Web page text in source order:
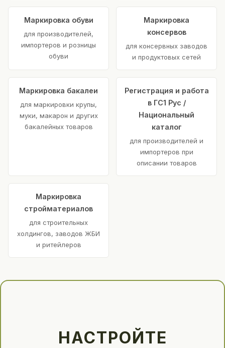
Маркировка обуви
для производителей,
импортеров и розницы
обуви
Маркировка
консервов
для консервных заводов
и продуктовых сетей
Маркировка бакалеи
для маркировки крупы,
муки, макарон и других
бакалейных товаров
Регистрация и работа
в ГС1 Рус /
Национальный
каталог
для производителей и
импортеров при
описании товаров
Маркировка
стройматериалов
для строительных
холдингов, заводов ЖБИ
и ритейлеров
НАСТРОЙТЕ